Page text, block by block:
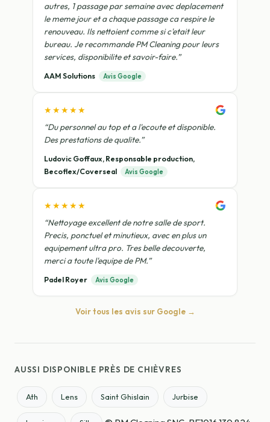
autres, 1 passage par semaine avec deplacement
le meme jour et a chaque passage ca respire le
renouveau. Ils nettoient comme si c'etait leur
bureau. Je recommande PM Cleaning pour leurs
services, disponibilite et savoir-faire.”
AAM Solutions Avis Google
★★★★★
“Du personnel au top et a l'ecoute et disponible.
Des prestations de qualite.”
Ludovic Goffaux, Responsable production,
Becoflex/Coverseal
Avis Google
★★★★★
“Nettoyage excellent de notre salle de sport.
Precis, ponctuel et minutieux, avec en plus un
equipement ultra pro. Tres belle decouverte,
merci a toute l'equipe de PM.”
Padel Royer Avis Google
Voir tous les avis sur Google →
AUSSI DISPONIBLE PRÈS DE CHIÈVRES
Ath Lens Saint Ghislain Jurbise